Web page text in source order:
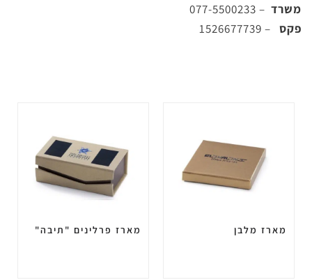
משרד – 077-5500233
פקס – 1526677739
מארז מלבן מארז פרלינים "תיבה"